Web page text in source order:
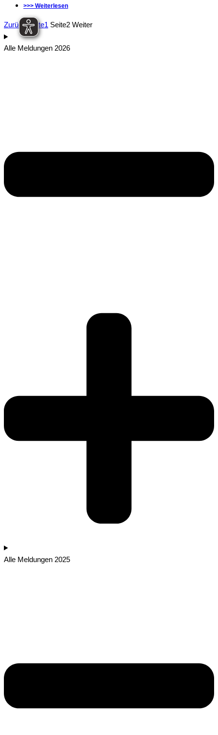
>>> Weiterlesen
Zurück Seite1 Seite2 Weiter
Alle Meldungen 2026
Alle Meldungen 2025